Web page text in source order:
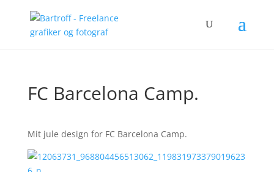
FC Barcelona Camp.
Mit jule design for FC Barcelona Camp.